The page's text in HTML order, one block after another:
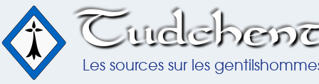
Les sources sur les